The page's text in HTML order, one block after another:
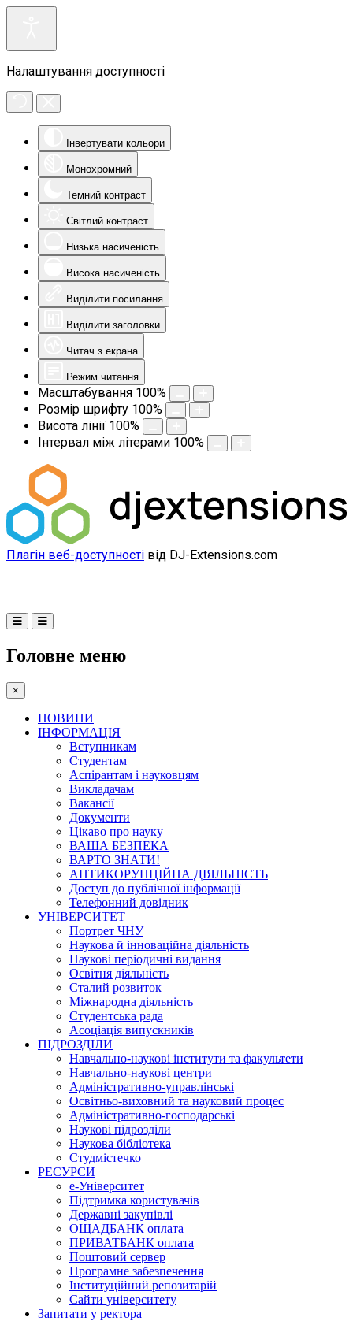
Налаштування доступності
Інвертувати кольори
Монохромний
Темний контраст
Світлий контраст
Низька насиченість
Висока насиченість
Виділити посилання
Виділити заголовки
Читач з екрана
Режим читання
Масштабування 100%
Розмір шрифту 100%
Висота лінії 100%
Інтервал між літерами 100%
Плагін веб-доступності від DJ-Extensions.com
Головне меню
×
НОВИНИ
ІНФОРМАЦІЯ
Вступникам
Студентам
Аспірантам і науковцям
Викладачам
Вакансії
Документи
Цікаво про науку
ВАША БЕЗПЕКА
ВАРТО ЗНАТИ!
АНТИКОРУПЦІЙНА ДІЯЛЬНІСТЬ
Доступ до публічної інформації
Телефонний довідник
УНІВЕРСИТЕТ
Портрет ЧНУ
Наукова й інноваційна діяльність
Наукові періодичні видання
Освітня діяльність
Сталий розвиток
Міжнародна діяльність
Студентська рада
Асоціація випускників
ПІДРОЗДІЛИ
Навчально-наукові інститути та факультети
Навчально-наукові центри
Адміністративно-управлінські
Освітньо-виховний та науковий процес
Адміністративно-господарські
Наукові підрозділи
Наукова бібліотека
Студмістечко
РЕСУРСИ
е-Університет
Підтримка користувачів
Державні закупівлі
ОЩАДБАНК оплата
ПРИВАТБАНК оплата
Поштовий сервер
Програмне забезпечення
Інституційний репозитарій
Сайти університету
Запитати у ректора